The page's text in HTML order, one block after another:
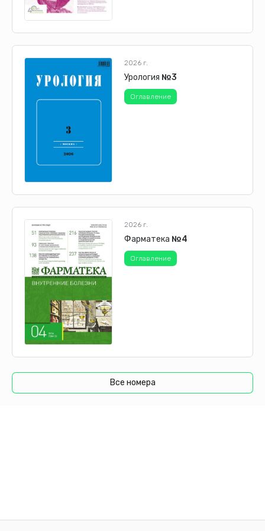
причин опухолевого НБТЭ может выступать синдром
гипервязкости крови в случаях парапротеинемии,
включая множественную миелому, при эссенциальной
полицитемии, гипертромбоцитозе у больных с
миелопролиферативным процессом, при выраженном
у больных лейкозом.
Мы наблюдали три случая НБТЭ, развившегося у
больных с опухолями желудка.
ОПИСАНИЕ КЛИНИЧЕСКОГО
НАБЛЮДЕНИЯ № 1
2026 г.
Урология №3
Оглавление
2026 г.
Фарматека №4
Оглавление
Все номера